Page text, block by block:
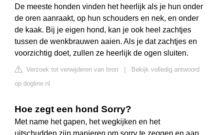
De meeste honden vinden het heerlijk als je hun onder
de oren aanraakt, op hun schouders en nek, en onder
de kaak. Bij je eigen hond, kan je ook heel zachtjes
tussen de wenkbrauwen aaien. Als je dat zachtjes en
voorzichtig doet, zullen ze heerlijk de ogen sluiten.
Verzoek tot verwijderen van bron
Bekijk volledig antwoord
op dogline.nl
Hoe zegt een hond Sorry?
Met name het gapen, het wegkijken en het